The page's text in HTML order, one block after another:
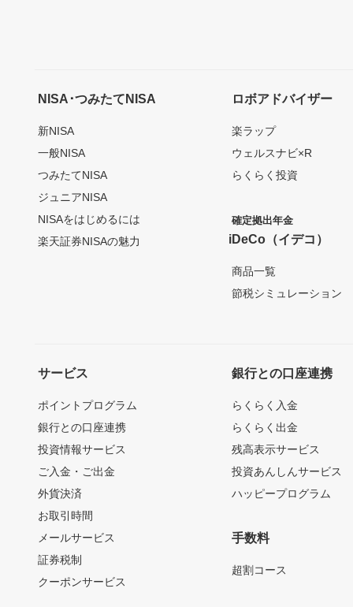
NISA･つみたてNISA
新NISA
一般NISA
つみたてNISA
ジュニアNISA
NISAをはじめるには
楽天証券NISAの魅力
ロボアドバイザー
楽ラップ
ウェルスナビ×R
らくらく投資
確定拠出年金
iDeCo（イデコ）
商品一覧
節税シミュレーション
サービス
ポイントプログラム
銀行との口座連携
投資情報サービス
ご入金・ご出金
外貨決済
お取引時間
メールサービス
証券税制
クーポンサービス
銀行との口座連携
らくらく入金
らくらく出金
残高表示サービス
投資あんしんサービス
ハッピープログラム
手数料
超割コース